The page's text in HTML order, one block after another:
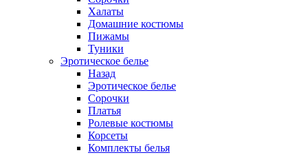
Халаты
Домашние костюмы
Пижамы
Туники
Эротическое белье
Назад
Эротическое белье
Сорочки
Платья
Ролевые костюмы
Корсеты
Комплекты белья